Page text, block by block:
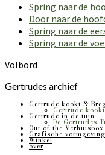
deze
website
Spring naar de
Door naar de
Spring naar de
Spring naar de
Volbord
Gertrudes archief
Gertrude kookt &
Gertrude
Gertrude in de tuin
De Gertrudes
Out of the Verhuisbox
Grafische vormgeving
Winkel
over